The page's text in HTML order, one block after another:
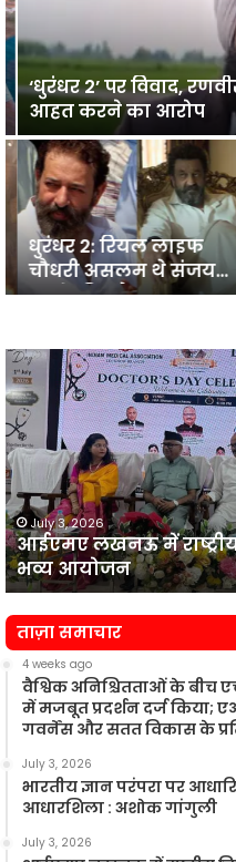
‘धुरंधर 2’ पर विवाद,
आहत करने का आरोप
धुरंधर 2: रियल लाइफ
चौधरी असलम थे संजय
दत्त के बिग फैन, ‘बाबा
एचडीएफसी बैंक
ने
पूर्व
वित्त
सचिव
राजीव
कुमार
को
पार्ट-
टाइम
चेयरमैन
नियुक्त
किया
July 3, 2026
एचडीएफसी बैंक ने पूर्व
टाइम चेयरमैन नियुक्त
ताज़ा समाचार
4 weeks ago
वैश्विक अनिश्चितताओं के बीच
में मजबूत प्रदर्शन दर्ज किया;
गवर्नेंस और सतत विकास के
July 3, 2026
भारतीय ज्ञान परंपरा पर
आधारशिला : अशोक गांगुली
July 3, 2026